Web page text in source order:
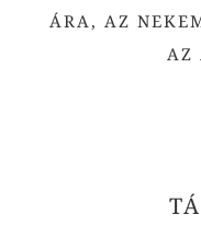
ÁRA, AZ
AZ